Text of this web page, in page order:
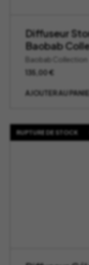
Diffuseur
Baobab
Baobab Collection
135,00€
AJOUTER AU
RUPTURE DE STOCK